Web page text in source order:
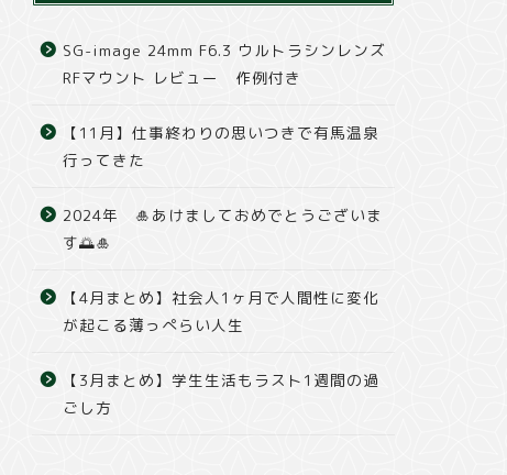
SG-image 24mm F6.3 ウルトラシンレンズ
RFマウント レビュー 作例付き
【11月】仕事終わりの思いつきで有馬温泉
行ってきた
2024年 🎍あけましておめでとうございま
す🌅🎍
【4月まとめ】社会人1ヶ月で人間性に変化
が起こる薄っぺらい人生
【3月まとめ】学生生活もラスト1週間の過
ごし方